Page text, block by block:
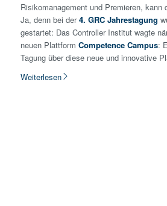
Risikomanagement und Premieren, kann
Ja, denn bei der4. GRC Jahrestagung
gestartet: Das Controller Institut wagte
neuen Plattform Competence Campus:
Tagung über diese neue und innovative
Weiterlesen